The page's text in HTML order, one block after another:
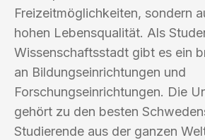
Freizeitmöglichkeiten, sondern
hohen Lebensqualität. Als
Wissenschaftsstadt gibt es ein
an Bildungseinrichtungen und
Forschungseinrichtungen. Die
gehört zu den besten
Studierende aus der ganzen